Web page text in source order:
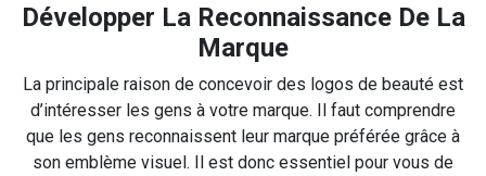
Développer La Reconnaissance De La
Marque
La principale raison de concevoir des logos de beauté est
d’intéresser les gens à votre marque. Il faut comprendre
que les gens reconnaissent leur marque préférée grâce à
son emblème visuel. Il est donc essentiel pour vous de